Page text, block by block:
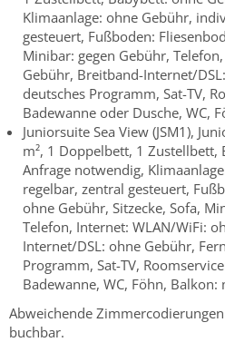
Klimaanlage: ohne Gebühr,
gesteuert, Fußboden:
Minibar: gegen Gebühr,
Gebühr, Breitband-Internet/
deutsches Programm, Sat-TV,
Badewanne oder Dusche, WC,
Juniorsuite Sea View (JSM1),
m², 1 Doppelbett, 1 Zustellbett,
Anfrage notwendig,
regelbar, zentral gesteuert,
ohne Gebühr, Sitzecke, Sofa,
Telefon, Internet: WLAN/WiFi:
Internet/DSL: ohne Gebühr,
Programm, Sat-TV,
Badewanne, WC, Föhn,
Abweichende
buchbar.